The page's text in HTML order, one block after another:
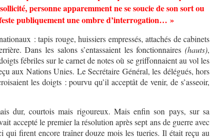
personne apparemment ne se soucie de son sort ou
publiquement une ombre d’interrogation… »
: tapis rouge, huissiers empressés, attachés de cabinets
Dans les salons s’entassaient les fonctionnaires (hauts),
fébriles sur le carnet de notes où se griffonnaient au vol les
aux Nations Unies. Le Secrétaire Général, les délégués, hors
les doigts : pourvu qu’il acceptât de venir, de s’asseoir,
dur, courtois mais rigoureux. Mais enfin son pays, sur sa
accepté le premier la résolution après sept ans de guerre avec
qui firent encore traîner douze mois les tueries. Il était reçu au